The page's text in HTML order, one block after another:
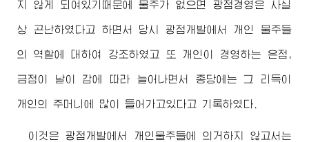
지 않게 되여있기때문에 물주가 없으면 광점경영은 사실
상 곤난하였다고 하면서 당시 광점개발에서 개인 물주들
의 역할에 대하여 강조하였고 또 개인이 경영하는 은점,
금점이 날이 감에 따라 늘어나면서 종당에는 그 리득이
개인의 주머니에 많이 들어가고있다고 기록하였다.
이것은 광점개발에서 개인물주들에 의거하지 않고서는